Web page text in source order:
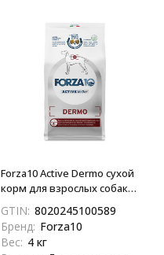
Forza10 Active Dermo сухой
корм для взрослых собак
кожного покрова - 4 кг
GTIN: 8020245100589
Бренд: Forza10
Вес: 4 кг